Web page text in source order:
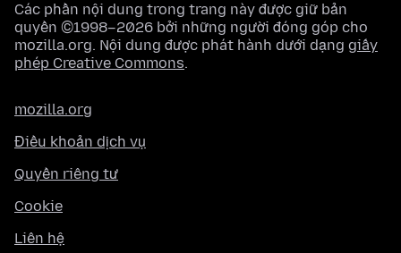
Các phần nội dung trong trang này được giữ bản
quyền ©1998–2026 bởi những người đóng góp cho
mozilla.org. Nội dung được phát hành dưới dạng giấy
phép Creative Commons.
mozilla.org
Điều khoản dịch vụ
Quyền riêng tư
Cookie
Liên hệ